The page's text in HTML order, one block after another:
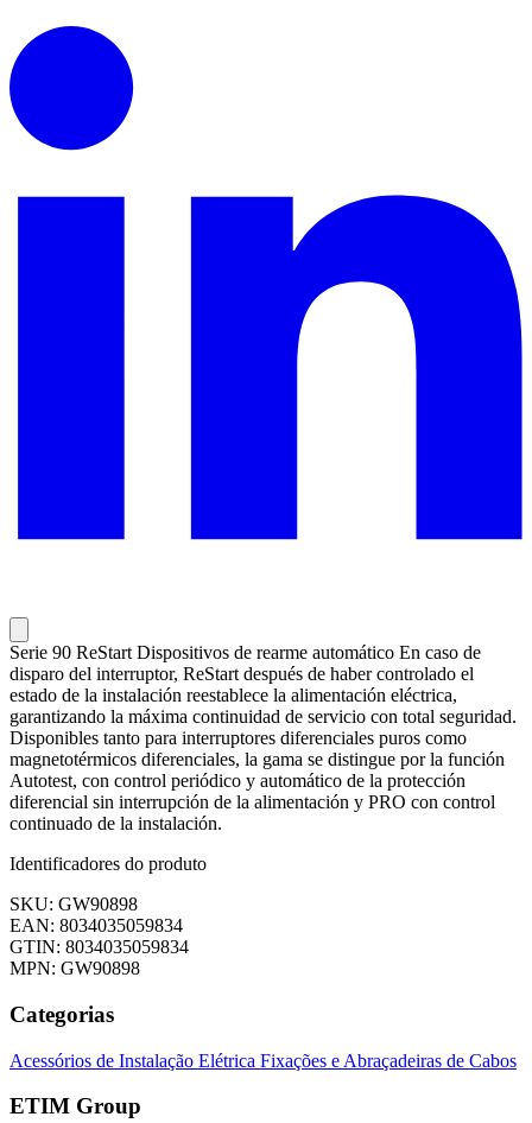
Serie 90 ReStart Dispositivos de rearme automático En caso de
disparo del interruptor, ReStart después de haber controlado el
estado de la instalación reestablece la alimentación eléctrica,
garantizando la máxima continuidad de servicio con total seguridad.
Disponibles tanto para interruptores diferenciales puros como
magnetotérmicos diferenciales, la gama se distingue por la función
Autotest, con control periódico y automático de la protección
diferencial sin interrupción de la alimentación y PRO con control
continuado de la instalación.
Identificadores do produto
SKU: GW90898
EAN: 8034035059834
GTIN: 8034035059834
MPN: GW90898
Categorias
Acessórios de Instalação Elétrica Fixações e Abraçadeiras de Cabos
ETIM Group